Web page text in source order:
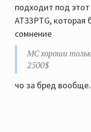
подходит под
AT33PTG,
сомнение
МС хороши
2500$
чо за бред вообще.